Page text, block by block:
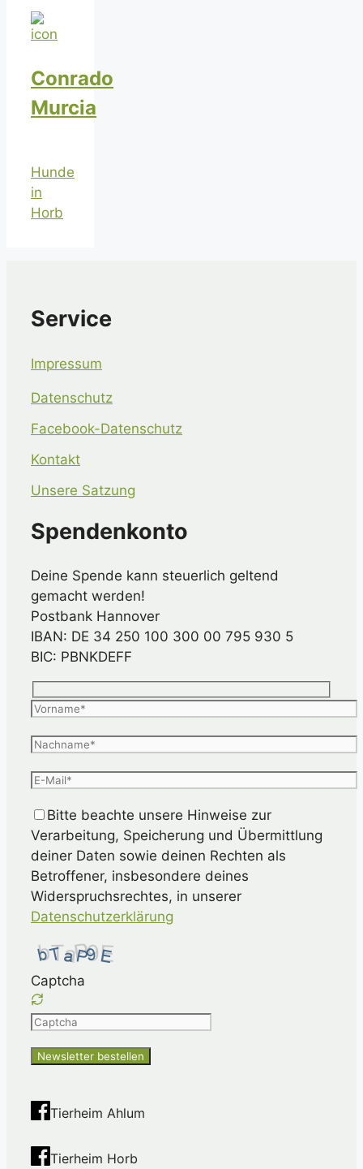
Conrado
Murcia
Hunde
in
Horb
Service
Impressum
Datenschutz
Facebook-Datenschutz
Kontakt
Unsere Satzung
Spendenkonto
Deine Spende kann steuerlich geltend
gemacht werden!
Postbank Hannover
IBAN: DE 34 250 100 300 00 795 930 5
BIC: PBNKDEFF
Bitte beachte unsere Hinweise zur
Verarbeitung, Speicherung und Übermittlung
deiner Daten sowie deinen Rechten als
Betroffener, insbesondere deines
Widerspruchsrechtes, in unserer
Datenschutzerklärung
Captcha
Please
the
shown
in
CAPTCHA
Tierheim Ahlum
Tierheim Horb